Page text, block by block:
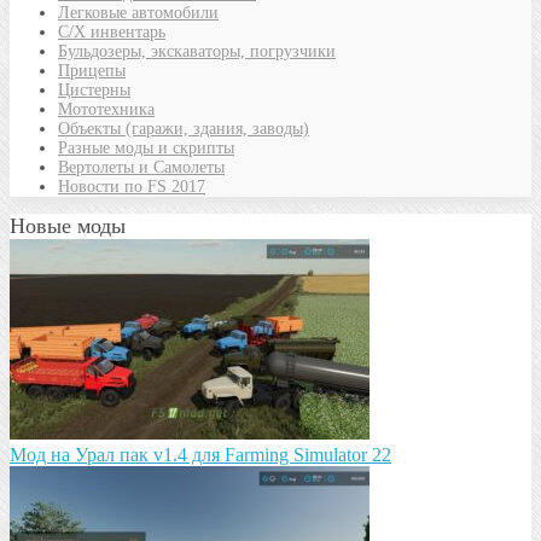
Легковые автомобили
С/Х инвентарь
Бульдозеры, экскаваторы, погрузчики
Прицепы
Цистерны
Мототехника
Объекты (гаражи, здания, заводы)
Разные моды и скрипты
Вертолеты и Самолеты
Новости по FS 2017
Новые моды
Мод на Урал пак v1.4 для Farming Simulator 22